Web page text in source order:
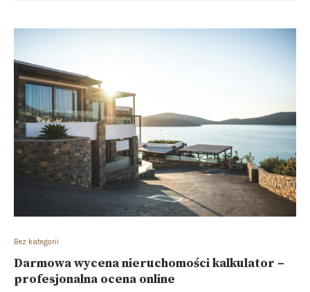
Bez kategorii
Darmowa wycena nieruchomości kalkulator –
profesjonalna ocena online